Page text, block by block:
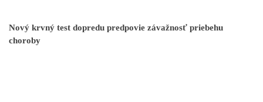
Nový krvný test dopredu predpovie závažnosť priebehu
choroby